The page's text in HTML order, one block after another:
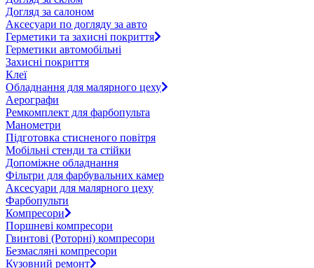
Догляд за салоном
Аксесуари по догляду за авто
Герметики та захисні покриття
Герметики автомобільні
Захисні покриття
Клеї
Обладнання для малярного цеху
Аерографи
Ремкомплект для фарбопульта
Манометри
Підготовка стисненого повітря
Мобільні стенди та стійки
Допоміжне обладнання
Фільтри для фарбувальних камер
Аксесуари для малярного цеху
Фарбопульти
Компресори
Поршневі компресори
Гвинтові (Роторні) компресори
Безмасляні компресори
Кузовний ремонт